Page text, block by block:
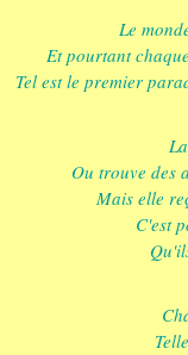
Le
Et pourtant
Tel est le premier
Ou trouve des
Mais elle
C'est